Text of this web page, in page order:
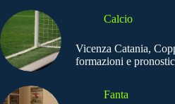
Calcio
Vicenza Catania,
formazioni e
Fanta